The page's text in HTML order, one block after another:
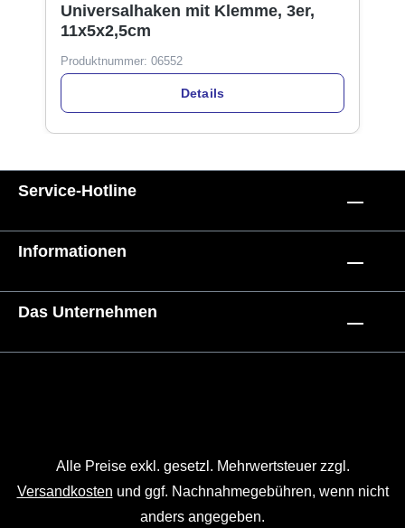
Universalhaken mit Klemme, 3er,
11x5x2,5cm
Produktnummer: 06552
Details
Service-Hotline
Informationen
Das Unternehmen
Alle Preise exkl. gesetzl. Mehrwertsteuer zzgl.
Versandkosten und ggf. Nachnahmegebühren, wenn nicht
anders angegeben.